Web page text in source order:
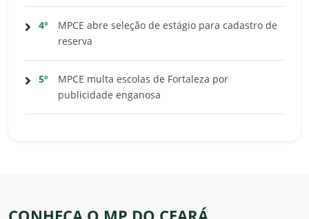
4º
MPCE abre seleção de estágio para cadastro de
reserva
5º
MPCE multa escolas de Fortaleza por
publicidade enganosa